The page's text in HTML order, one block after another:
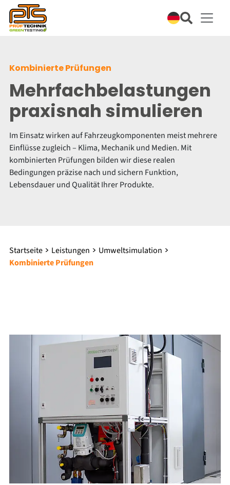
Kombinierte Prüfungen
Mehrfachbelastungen
praxisnah simulieren
Im Einsatz wirken auf Fahrzeugkomponenten meist mehrere
Einflüsse zugleich – Klima, Mechanik und Medien. Mit
kombinierten Prüfungen bilden wir diese realen
Bedingungen präzise nach und sichern Funktion,
Lebensdauer und Qualität Ihrer Produkte.
Startseite Leistungen
Umweltsimulation
Kombinierte Prüfungen